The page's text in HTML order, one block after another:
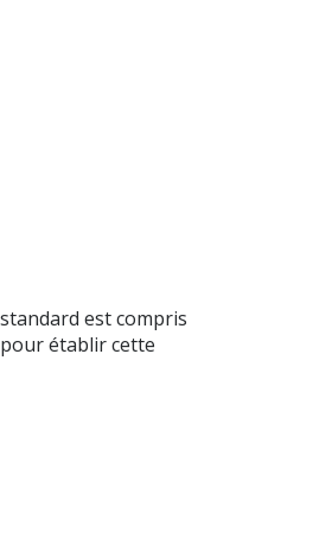
d’un lit double
réparatrices.
sèche-linge Haier,
de Marne, de la
meilleur des deux
que vous !est compris
établir cette